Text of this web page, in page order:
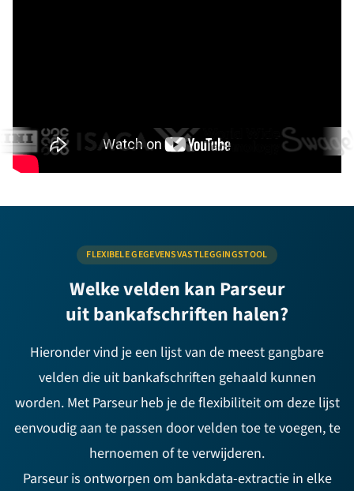
FLEXIBELE GEGEVENSVASTLEGGINGSTOOL
Welke velden kan Parseur
uit bankafschriften halen?
Hieronder vind je een lijst van de meest gangbare
velden die uit bankafschriften gehaald kunnen
worden. Met Parseur heb je de flexibiliteit om deze lijst
eenvoudig aan te passen door velden toe te voegen, te
hernoemen of te verwijderen.
Parseur is ontworpen om bankdata-extractie in elke